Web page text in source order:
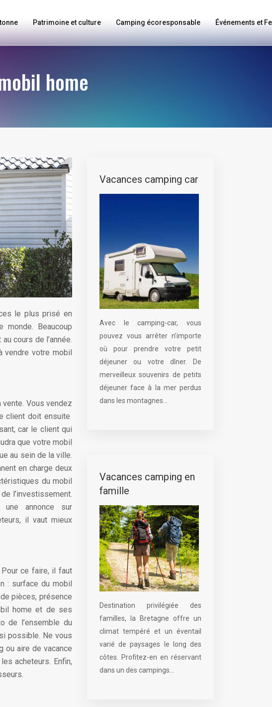
Patrimoine et culture Camping écoresponsable Événements et
home
le plus prisé en
Beaucoup
cours de l’année.
vendre votre mobil
Vous vendez
client doit ensuite
car le client qui
que votre mobil
au sein de la ville.
en charge deux
du mobil
l’investissement.
annonce sur
il vaut mieux
ce faire, il faut
: surface du mobil
pièces, présence
home et de ses
de l’ensemble du
possible. Ne vous
ou aire de vacance
acheteurs. Enfin,
Vacances camping car
Avec le camping-car, vous
pouvez vous arrêter n’importe
où pour prendre votre petit
déjeuner ou votre dîner. De
merveilleux souvenirs de petits
déjeuner face à la mer perdus
dans les montagnes...
Vacances camping en
famille
Destination privilégiée des
familles, la Bretagne offre un
climat tempéré et un éventail
varié de paysages le long des
côtes. Profitez-en en réservant
dans un des campings...